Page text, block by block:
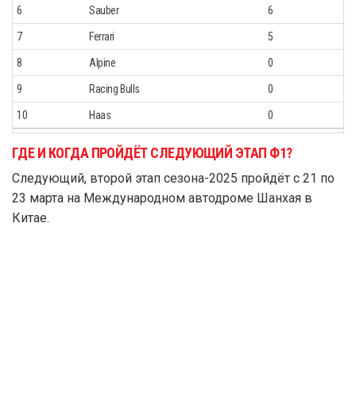
6 Sauber 6
7 Ferrari 5
8 Alpine 0
9 Racing Bulls 0
10 Haas 0
ГДЕ И КОГДА ПРОЙДЁТ СЛЕДУЮЩИЙ ЭТАП Ф1?
Следующий, второй этап сезона-2025 пройдёт с 21 по
23 марта на Международном автодроме Шанхая в
Китае.